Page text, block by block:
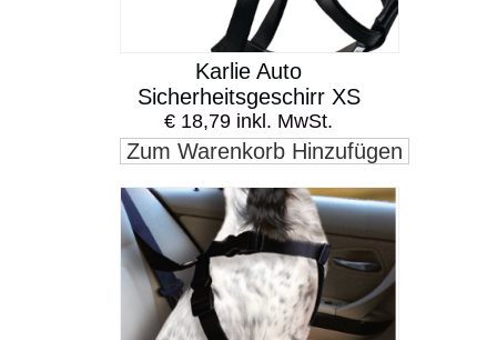
Karlie Auto
Sicherheitsgeschirr XS
€ 18,79 inkl. MwSt.
Zum Warenkorb Hinzufügen